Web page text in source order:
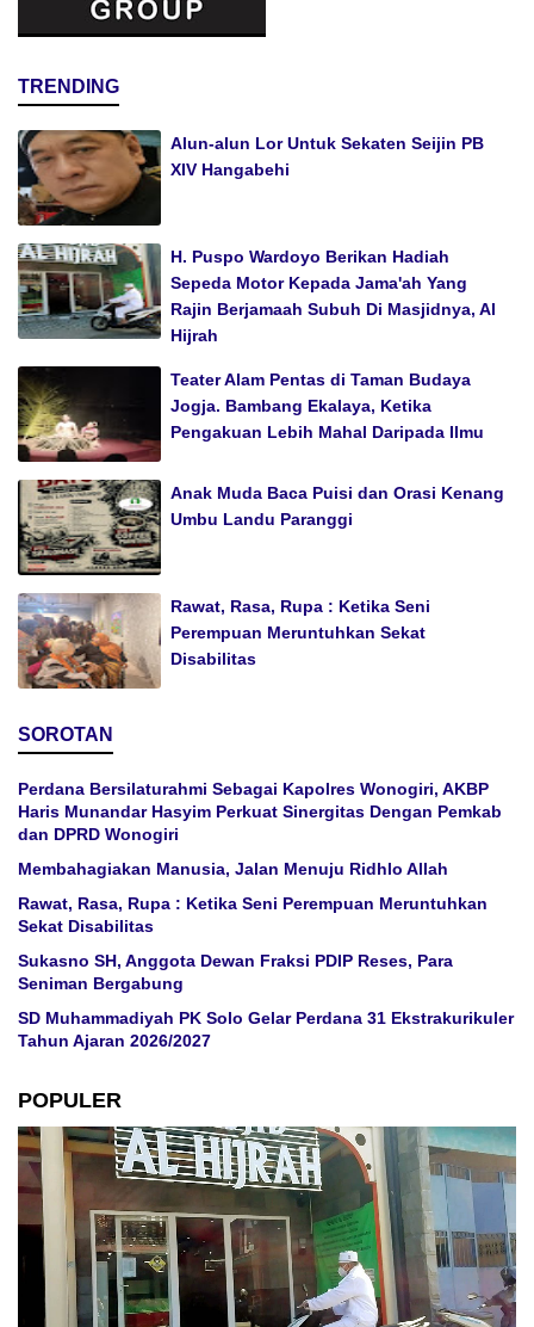
TRENDING
Alun-alun Lor Untuk Sekaten Seijin PB
XIV Hangabehi
H. Puspo Wardoyo Berikan Hadiah
Sepeda Motor Kepada Jama'ah Yang
Rajin Berjamaah Subuh Di Masjidnya, Al
Hijrah
Teater Alam Pentas di Taman Budaya
Jogja. Bambang Ekalaya, Ketika
Pengakuan Lebih Mahal Daripada Ilmu
Anak Muda Baca Puisi dan Orasi Kenang
Umbu Landu Paranggi
Rawat, Rasa, Rupa : Ketika Seni
Perempuan Meruntuhkan Sekat
Disabilitas
SOROTAN
Perdana Bersilaturahmi Sebagai Kapolres Wonogiri, AKBP
Haris Munandar Hasyim Perkuat Sinergitas Dengan Pemkab
dan DPRD Wonogiri
Membahagiakan Manusia, Jalan Menuju Ridhlo Allah
Rawat, Rasa, Rupa : Ketika Seni Perempuan Meruntuhkan
Sekat Disabilitas
Sukasno SH, Anggota Dewan Fraksi PDIP Reses, Para
Seniman Bergabung
SD Muhammadiyah PK Solo Gelar Perdana 31 Ekstrakurikuler
Tahun Ajaran 2026/2027
POPULER